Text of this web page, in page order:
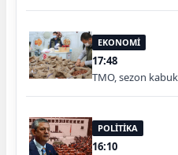
EKONOMİ
17:48
TMO, sezon
POLİTİKA
16:10